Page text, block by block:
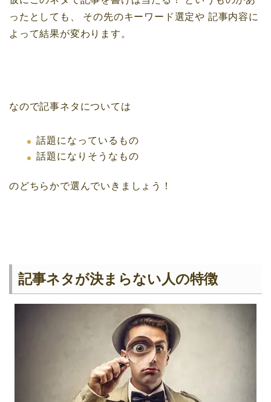
ったとしても、
その先のキーワード選定や 記事内容に
よって結果が変わります。
なので記事ネタについては
話題になっているもの
話題になりそうなもの
のどちらかで選んでいきましょう！
記事ネタが決まらない人の特徴